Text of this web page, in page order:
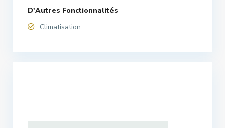
D'Autres Fonctionnalités
Climatisation